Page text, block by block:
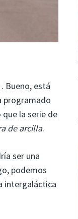
Bueno, está
programado
la serie de
de arcilla.
ser una
podemos
intergaláctica